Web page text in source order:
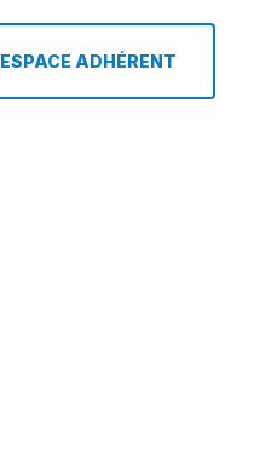
ESPACE ADHÉRENT